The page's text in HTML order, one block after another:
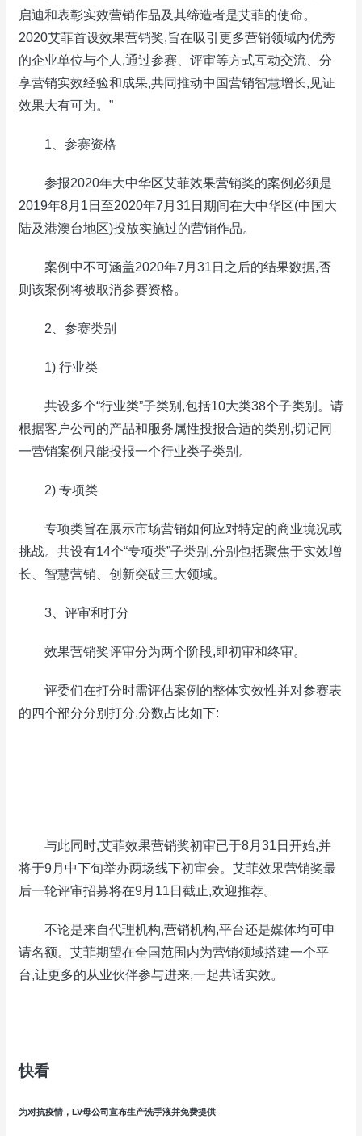
启迪和表彰实效营销作品及其缔造者是艾菲的使命。
2020艾菲首设效果营销奖,旨在吸引更多营销领域内优秀
的企业单位与个人,通过参赛、评审等方式互动交流、分
享营销实效经验和成果,共同推动中国营销智慧增长,见证
效果大有可为。”
1、参赛资格
参报2020年大中华区艾菲效果营销奖的案例必须是
2019年8月1日至2020年7月31日期间在大中华区(中国大
陆及港澳台地区)投放实施过的营销作品。
案例中不可涵盖2020年7月31日之后的结果数据,否
则该案例将被取消参赛资格。
2、参赛类别
1) 行业类
共设多个“行业类”子类别,包括10大类38个子类别。请
根据客户公司的产品和服务属性投报合适的类别,切记同
一营销案例只能投报一个行业类子类别。
2) 专项类
专项类旨在展示市场营销如何应对特定的商业境况或
挑战。共设有14个“专项类”子类别,分别包括聚焦于实效增
长、智慧营销、创新突破三大领域。
3、评审和打分
效果营销奖评审分为两个阶段,即初审和终审。
评委们在打分时需评估案例的整体实效性并对参赛表
的四个部分分别打分,分数占比如下:
与此同时,艾菲效果营销奖初审已于8月31日开始,并
将于9月中下旬举办两场线下初审会。艾菲效果营销奖最
后一轮评审招募将在9月11日截止,欢迎推荐。
不论是来自代理机构,营销机构,平台还是媒体均可申
请名额。艾菲期望在全国范围内为营销领域搭建一个平
台,让更多的从业伙伴参与进来,一起共话实效。
快看
为对抗疫情，LV母公司宣布生产洗手液并免费提供